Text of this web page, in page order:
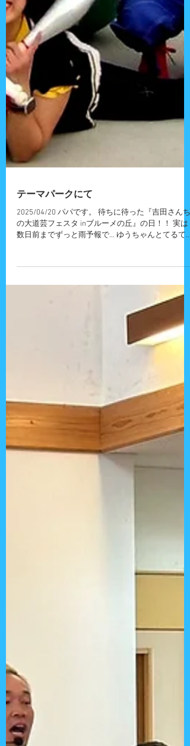
テーマパークにて
坊主を作って、 その願いが通じたのかくもり予報